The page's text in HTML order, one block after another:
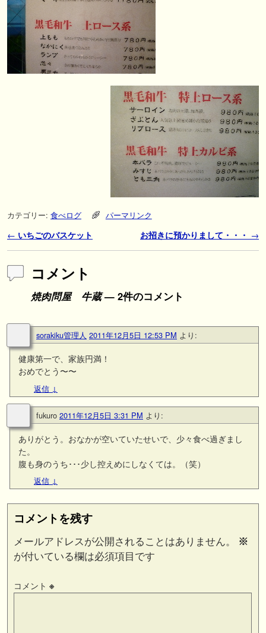
カテゴリー: 食べログ パーマリンク
投稿ナビゲーション
← いちごのバスケット お招きに預かりまして・・・ →
コメント
焼肉問屋 牛蔵— 2件のコメント
sorakiku管理人 2011年12月5日 12:53 PM より:
健康第一で、家族円満！
おめでとう〜〜
返信 ↓
fukuro 2011年12月5日 3:31 PM より:
ありがとう。おなかが空いていたせいで、少々食べ過ぎまし
た。
腹も身のうち･･･少し控えめにしなくては。（笑）
返信 ↓
コメントを残す
メールアドレスが公開されることはありません。
※
が付いている欄は必須項目です
コメント ※